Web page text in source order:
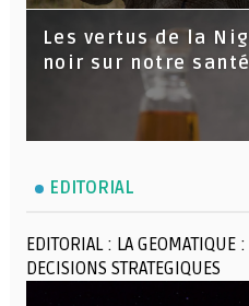
Les vertus de la
noir sur notre santé
EDITORIAL
EDITORIAL : LA
DECISIONS STRATEGIQUES